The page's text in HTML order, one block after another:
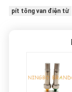
pít tông van điện từ